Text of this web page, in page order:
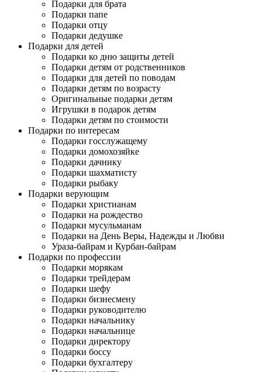
Подарки для брата
Подарки папе
Подарки отцу
Подарки дедушке
Подарки для детей
Подарки ко дню защиты детей
Подарки детям от родственников
Подарки для детей по поводам
Подарки детям по возрасту
Оригинальные подарки детям
Игрушки в подарок детям
Подарки детям по стоимости
Подарки по интересам
Подарки госслужащему
Подарки домохозяйке
Подарки дачнику
Подарки шахматисту
Подарки рыбаку
Подарки верующим
Подарки христианам
Подарки на рождество
Подарки мусульманам
Подарки на День Веры, Надежды и Любви
Ураза-байрам и Курбан-байрам
Подарки по профессии
Подарки морякам
Подарки трейдерам
Подарки шефу
Подарки бизнесмену
Подарки руководителю
Подарки начальнику
Подарки начальнице
Подарки директору
Подарки боссу
Подарки бухгалтеру